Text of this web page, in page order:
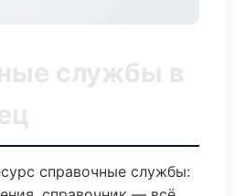
службы в
справочные службы: